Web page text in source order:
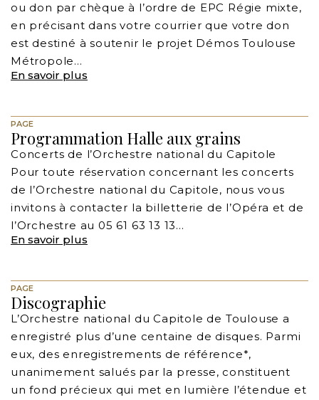
ou don par chèque à l’ordre de EPC Régie mixte,
en précisant dans votre courrier que votre don
est destiné à soutenir le projet Démos Toulouse
Métropole…
En savoir plus
Programmation Halle aux grains
PAGE
Concerts de l’Orchestre national du Capitole
Pour toute réservation concernant les concerts
de l’Orchestre national du Capitole, nous vous
invitons à contacter la billetterie de l’Opéra et de
l’Orchestre au 05 61 63 13 13…
En savoir plus
Discographie
PAGE
L’Orchestre national du Capitole de Toulouse a
enregistré plus d’une centaine de disques. Parmi
eux, des enregistrements de référence*,
unanimement salués par la presse, constituent
un fond précieux qui met en lumière l’étendue et